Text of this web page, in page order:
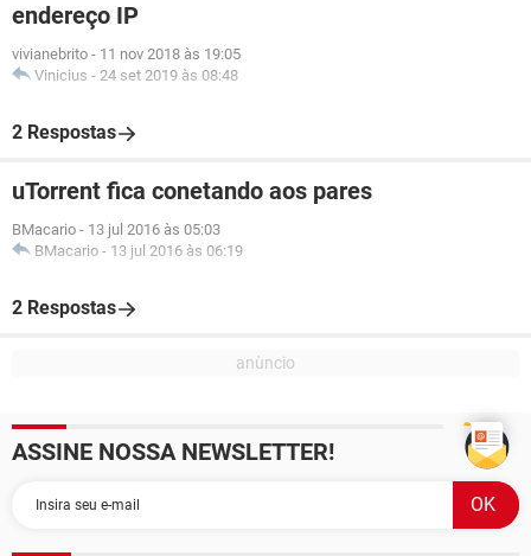
endereço IP
vivianebrito - 11 nov 2018 às 19:05
Vinicius - 24 set 2019 às 08:48
2 Respostas
uTorrent fica conetando aos pares
BMacario - 13 jul 2016 às 05:03
BMacario - 13 jul 2016 às 06:19
2 Respostas
ASSINE NOSSA NEWSLETTER!